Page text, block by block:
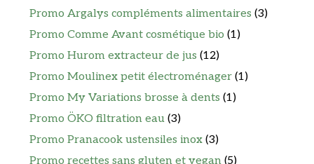
Promo Argalys compléments alimentaires (3)
Promo Comme Avant cosmétique bio (1)
Promo Hurom extracteur de jus (12)
Promo Moulinex petit électroménager (1)
Promo My Variations brosse à dents (1)
Promo ÖKO filtration eau (3)
Promo Pranacook ustensiles inox (3)
Promo recettes sans gluten et vegan (5)